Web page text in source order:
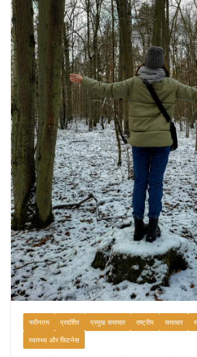
16 ज़रूरी कीबोर्ड
उत्पादकता को दोगुना
August 7, 2026
नवीनतम प्रदर्शित प्रमुख समाचार राष्ट्रीय समाचार
स्वास्थ्य और फिटनेस